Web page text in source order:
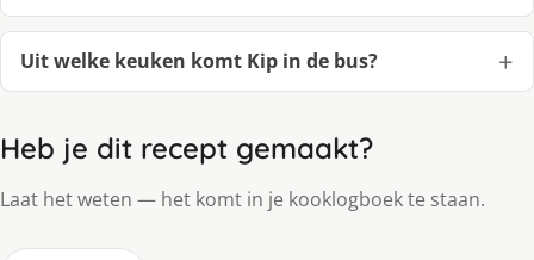
Uit welke keuken komt Kip in de bus?
Heb je dit recept gemaakt?
Laat het weten — het komt in je kooklogboek te staan.